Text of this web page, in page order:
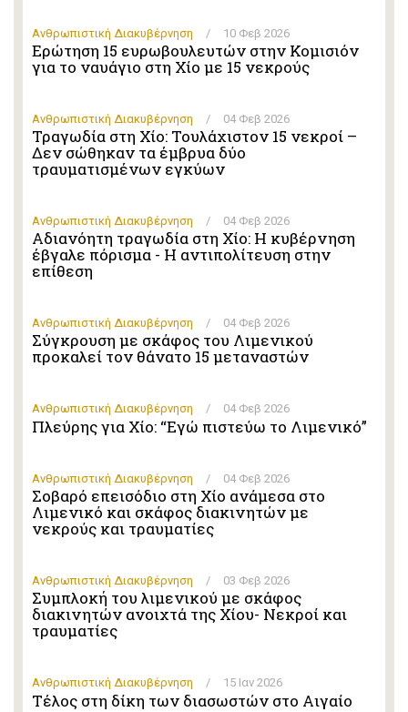
Ανθρωπιστική Διακυβέρνηση / 10 Φεβ 2026
Ερώτηση 15 ευρωβουλευτών στην Κομισιόν
για το ναυάγιο στη Χίο με 15 νεκρούς
Ανθρωπιστική Διακυβέρνηση / 04 Φεβ 2026
Τραγωδία στη Χίο: Τουλάχιστον 15 νεκροί –
Δεν σώθηκαν τα έμβρυα δύο
τραυματισμένων εγκύων
Ανθρωπιστική Διακυβέρνηση / 04 Φεβ 2026
Αδιανόητη τραγωδία στη Χίο: Η κυβέρνηση
έβγαλε πόρισμα - Η αντιπολίτευση στην
επίθεση
Ανθρωπιστική Διακυβέρνηση / 04 Φεβ 2026
Σύγκρουση με σκάφος του Λιμενικού
προκαλεί τον θάνατο 15 μεταναστών
Ανθρωπιστική Διακυβέρνηση / 04 Φεβ 2026
Πλεύρης για Χίο: “Εγώ πιστεύω το Λιμενικό”
Ανθρωπιστική Διακυβέρνηση / 04 Φεβ 2026
Σοβαρό επεισόδιο στη Χίο ανάμεσα στο
Λιμενικό και σκάφος διακινητών με
νεκρούς και τραυματίες
Ανθρωπιστική Διακυβέρνηση / 03 Φεβ 2026
Συμπλοκή του λιμενικού με σκάφος
διακινητών ανοιχτά της Χίου- Νεκροί και
τραυματίες
Ανθρωπιστική Διακυβέρνηση / 15 Ιαν 2026
Τέλος στη δίκη των διασωστών στο Αιγαίο